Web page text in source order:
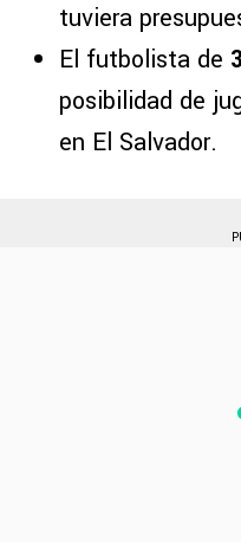
tuviera
El futbolista de
posibilidad de
en El Salvador.